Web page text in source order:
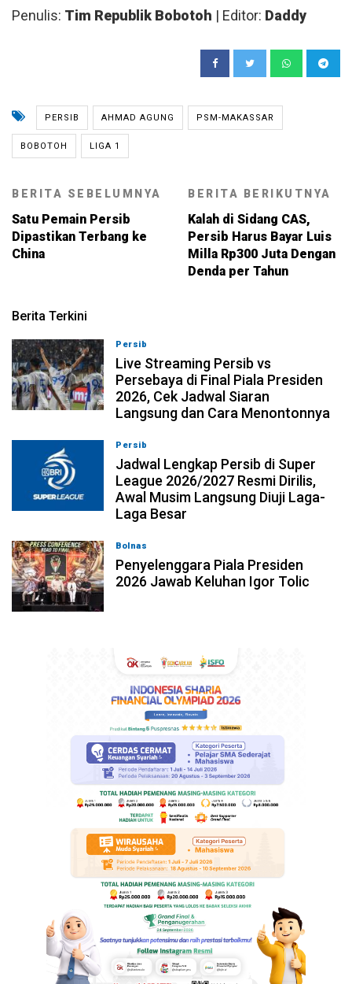
Penulis: Tim Republik Bobotoh | Editor: Daddy
PERSIB AHMAD AGUNG PSM-MAKASSAR
BOBOTOH LIGA 1
BERITA SEBELUMNYA
Satu Pemain Persib
Dipastikan Terbang ke
China
BERITA BERIKUTNYA
Kalah di Sidang CAS,
Persib Harus Bayar Luis
Milla Rp300 Juta Dengan
Denda per Tahun
Berita Terkini
Persib
Live Streaming Persib vs
Persebaya di Final Piala Presiden
2026, Cek Jadwal Siaran
Langsung dan Cara Menontonnya
Persib
Jadwal Lengkap Persib di Super
League 2026/2027 Resmi Dirilis,
Awal Musim Langsung Diuji Laga-
Laga Besar
Bolnas
Penyelenggara Piala Presiden
2026 Jawab Keluhan Igor Tolic